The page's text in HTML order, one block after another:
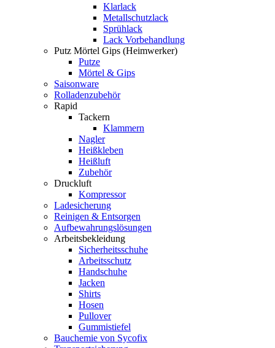
Klarlack
Metallschutzlack
Sprühlack
Lack Vorbehandlung
Putz Mörtel Gips (Heimwerker)
Putze
Mörtel & Gips
Saisonware
Rolladenzubehör
Rapid
Tackern
Klammern
Nagler
Heißkleben
Heißluft
Zubehör
Druckluft
Kompressor
Ladesicherung
Reinigen & Entsorgen
Aufbewahrungslösungen
Arbeitsbekleidung
Sicherheitsschuhe
Arbeitsschutz
Handschuhe
Jacken
Shirts
Hosen
Pullover
Gummistiefel
Bauchemie von Sycofix